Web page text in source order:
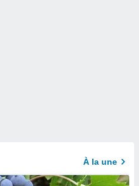
À la une